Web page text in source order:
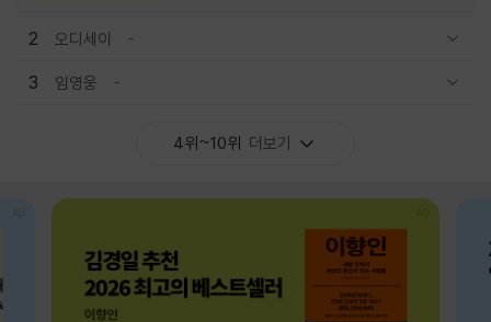
2 오디세이
3 임영웅
4위~10위 더보기